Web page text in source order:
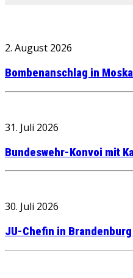
2. August 2026
Bombenanschlag in
31. Juli 2026
Bundeswehr-Konvoi mit
30. Juli 2026
JU-Chefin in